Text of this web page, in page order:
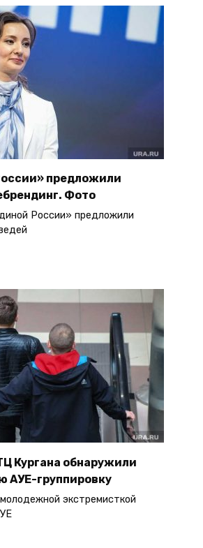
предложили
Фото
России» предложили
Кургана обнаружили
АУЕ-группировку
экстремисткой